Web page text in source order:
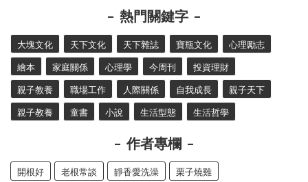
熱門關鍵字
大塊文化 天下文化 天下雜誌 寶瓶文化 心理勵志
繪本 家庭關係 心理學 今周刊 投資理財
親子教養 職場工作 人際關係 自我成長 親子天下
親子教養 童書 小說 生活型態 生活哲學
作者專欄
開根好 老根常談 靜香愛洗澡 栗子燒雞